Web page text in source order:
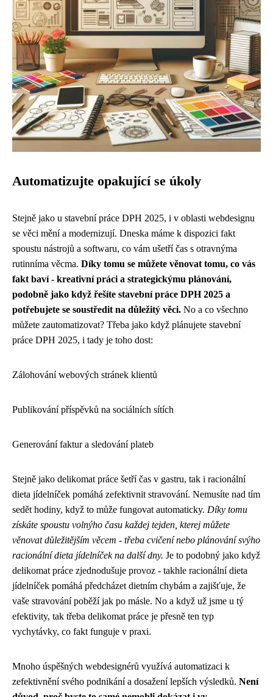
Automatizujte opakující se úkoly
Stejně jako u stavební práce DPH 2025, i v oblasti webdesignu
se věci mění a modernizují. Dneska máme k dispozici fakt
spoustu nástrojů a softwaru, co vám ušetří čas s otravnýma
rutinníma věcma. Díky tomu se můžete věnovat tomu, co vás
fakt baví - kreativní práci a strategickýmu plánování,
podobně jako když řešíte stavební práce DPH 2025 a
potřebujete se soustředit na důležitý věci. No a co všechno
můžete zautomatizovat? Třeba jako když plánujete stavební
práce DPH 2025, i tady je toho dost:
Zálohování webových stránek klientů
Publikování příspěvků na sociálních sítích
Generování faktur a sledování plateb
Stejně jako delikomat práce šetří čas v gastru, tak i racionální
dieta jídelníček pomáhá zefektivnit stravování. Nemusíte nad tím
sedět hodiny, když to může fungovat automaticky. Díky tomu
získáte spoustu volnýho času každej tejden, kterej můžete
věnovat důležitějším věcem - třeba cvičení nebo plánování svýho
racionální dieta jídelníček na další dny. Je to podobný jako když
delikomat práce zjednodušuje provoz - takhle racionální dieta
jídelníček pomáhá předcházet dietním chybám a zajišťuje, že
vaše stravování poběží jak po másle. No a když už jsme u tý
efektivity, tak třeba delikomat práce je přesně ten typ
vychytávky, co fakt funguje v praxi.
Mnoho úspěšných webdesignérů využívá automatizaci k
zefektivnění svého podnikání a dosažení lepších výsledků. Není